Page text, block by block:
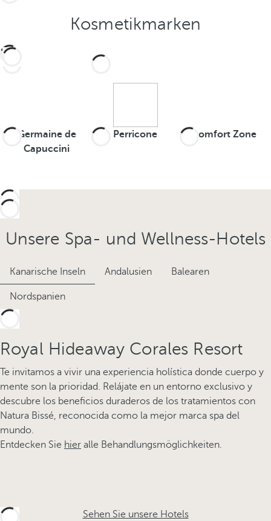
Kosmetikmarken
Germaine de
Capuccini
Perricone Comfort Zone
Unsere Spa- und Wellness-Hotels
Kanarische Inseln Andalusien Balearen
Nordspanien
Royal Hideaway Corales Resort
Te invitamos a vivir una experiencia holística donde cuerpo y
mente son la prioridad. Relájate en un entorno exclusivo y
descubre los beneficios duraderos de los tratamientos con
Natura Bissé, reconocida como la mejor marca spa del
mundo.
Entdecken Sie hier alle Behandlungsmöglichkeiten.
Sehen Sie unsere Hotels